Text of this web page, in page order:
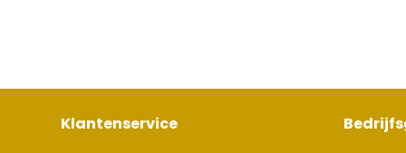
Klantenservice